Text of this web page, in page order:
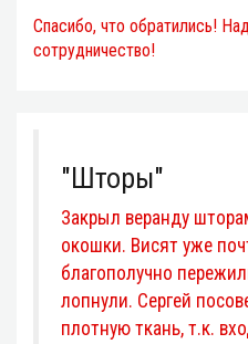
Спасибо, что обратились!
сотрудничество!
"Шторы"
Закрыл веранду
окошки. Висят уже
благополучно
лопнули. Сергей
плотную ткань, т.к.